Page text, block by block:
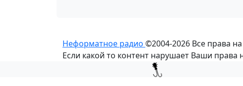
Неформатное радио ©2004-2026 Все права
Если какой то контент нарушает Ваши